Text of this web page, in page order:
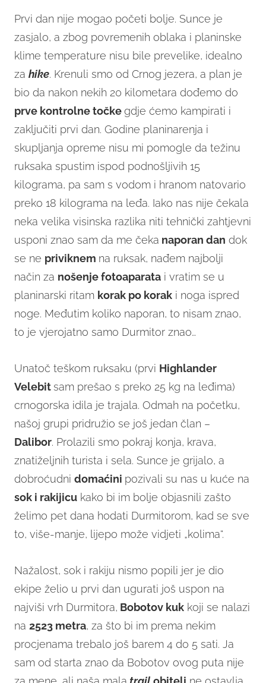
Prvi dan nije mogao početi bolje. Sunce je
zasjalo, a zbog povremenih oblaka i planinske
klime temperature nisu bile prevelike, idealno
za hike. Krenuli smo od Crnog jezera, a plan je
bio da nakon nekih 20 kilometara dođemo do
prve kontrolne točkegdje ćemo kampirati i
zaključiti prvi dan. Godine planinarenja i
skupljanja opreme nisu mi pomogle da težinu
ruksaka spustim ispod podnošljivih 15
kilograma, pa sam s vodom i hranom natovario
preko 18 kilograma na leđa. Iako nas nije čekala
neka velika visinska razlika niti tehnički zahtjevni
usponi znao sam da me čeka naporan dan dok
se ne priviknem na ruksak, nađem najbolji
način za nošenje fotoaparata i vratim se u
planinarski ritam korak po korak i noga ispred
noge. Međutim koliko naporan, to nisam znao,
to je vjerojatno samo Durmitor znao…
Unatoč teškom ruksaku (prvi Highlander
Velebitsam prešao s preko 25 kg na leđima)
crnogorska idila je trajala. Odmah na početku,
našoj grupi pridružio se još jedan član –
Dalibor. Prolazili smo pokraj konja, krava,
znatiželjnih turista i sela. Sunce je grijalo, a
dobroćudni domaćini pozivali su nas u kuće na
sok i rakijicu kako bi im bolje objasnili zašto
želimo pet dana hodati Durmitorom, kad se sve
to, više-manje, lijepo može vidjeti „kolima“.
Nažalost, sok i rakiju nismo popili jer je dio
ekipe želio u prvi dan ugurati još uspon na
najviši vrh Durmitora, Bobotov kuk koji se nalazi
na 2523 metra, za što bi im prema nekim
procjenama trebalo još barem 4 do 5 sati. Ja
sam od starta znao da Bobotov ovog puta nije